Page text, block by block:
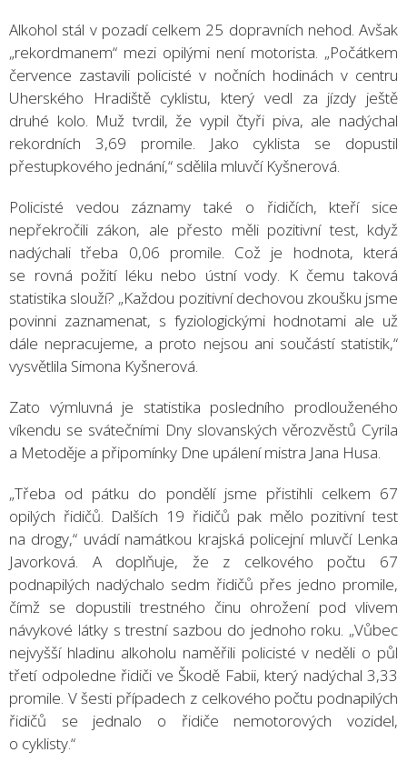
Alkohol stál v pozadí celkem 25 dopravních nehod. Avšak
„rekordmanem“ mezi opilými není motorista. „Počátkem
července zastavili policisté v nočních hodinách v centru
Uherského Hradiště cyklistu, který vedl za jízdy ještě
druhé kolo. Muž tvrdil, že vypil čtyři piva, ale nadýchal
rekordních 3,69 promile. Jako cyklista se dopustil
přestupkového jednání,“ sdělila mluvčí Kyšnerová.
Policisté vedou záznamy také o řidičích, kteří sice
nepřekročili zákon, ale přesto měli pozitivní test, když
nadýchali třeba 0,06 promile. Což je hodnota, která
se rovná požití léku nebo ústní vody. K čemu taková
statistika slouží? „Každou pozitivní dechovou zkoušku jsme
povinni zaznamenat, s fyziologickými hodnotami ale už
dále nepracujeme, a proto nejsou ani součástí statistik,“
vysvětlila Simona Kyšnerová.
Zato výmluvná je statistika posledního prodlouženého
víkendu se svátečními Dny slovanských věrozvěstů Cyrila
a Metoděje a připomínky Dne upálení mistra Jana Husa.
„Třeba od pátku do pondělí jsme přistihli celkem 67
opilých řidičů. Dalších 19 řidičů pak mělo pozitivní test
na drogy,“ uvádí namátkou krajská policejní mluvčí Lenka
Javorková. A doplňuje, že z celkového počtu 67
podnapilých nadýchalo sedm řidičů přes jedno promile,
čímž se dopustili trestného činu ohrožení pod vlivem
návykové látky s trestní sazbou do jednoho roku. „Vůbec
nejvyšší hladinu alkoholu naměřili policisté v neděli o půl
třetí odpoledne řidiči ve Škodě Fabii, který nadýchal 3,33
promile. V šesti případech z celkového počtu podnapilých
řidičů se jednalo o řidiče nemotorových vozidel,
o cyklisty.“